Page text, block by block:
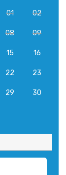
01 02
08 09
15 16
22 23
29 30